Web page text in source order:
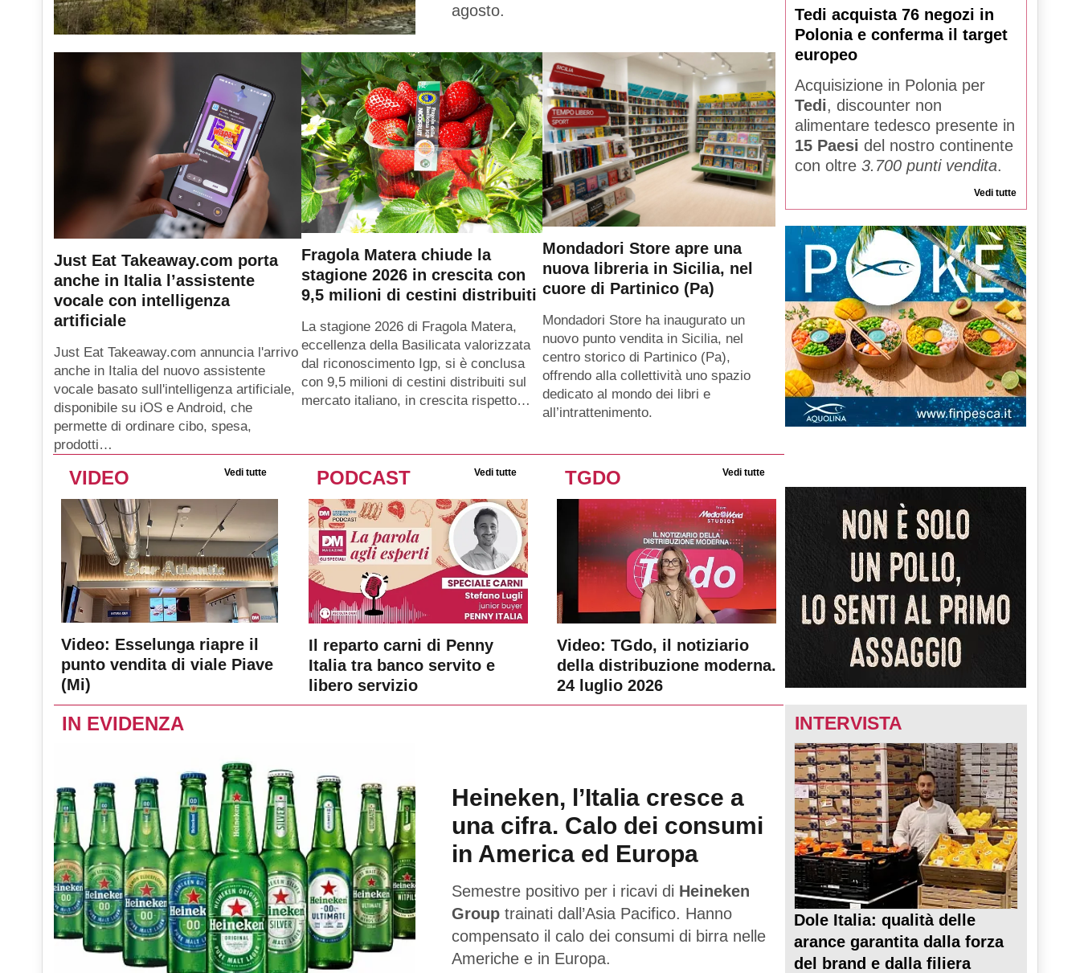
agosto.
Just Eat Takeaway.com porta
anche in Italia l’assistente
vocale con intelligenza
artificiale
Just Eat Takeaway.com annuncia l'arrivo
anche in Italia del nuovo assistente
vocale basato sull'intelligenza artificiale,
disponibile su iOS e Android, che
permette di ordinare cibo, spesa,
prodotti…
Fragola Matera chiude la
stagione 2026 in crescita con
9,5 milioni di cestini distribuiti
La stagione 2026 di Fragola Matera,
eccellenza della Basilicata valorizzata
dal riconoscimento Igp, si è conclusa
con 9,5 milioni di cestini distribuiti sul
mercato italiano, in crescita rispetto…
Mondadori Store apre una
nuova libreria in Sicilia, nel
cuore di Partinico (Pa)
Mondadori Store ha inaugurato un
nuovo punto vendita in Sicilia, nel
centro storico di Partinico (Pa),
offrendo alla collettività uno spazio
dedicato al mondo dei libri e
all’intrattenimento.
Tedi acquista 76 negozi in
Polonia e conferma il target
europeo
Acquisizione in Polonia per
Tedi, discounter non
alimentare tedesco presente in
15 Paesi del nostro continente
con oltre 3.700 punti vendita.
Vedi tutte
VIDEO Vedi tutte
Video: Esselunga riapre il
punto vendita di viale Piave
(Mi)
PODCAST Vedi tutte
Il reparto carni di Penny
Italia tra banco servito e
libero servizio
TGDO Vedi tutte
Video: TGdo, il notiziario
della distribuzione moderna.
24 luglio 2026
IN EVIDENZA
Heineken, l’Italia cresce a
una cifra. Calo dei consumi
in America ed Europa
Semestre positivo per i ricavi di Heineken
Group trainati dall’Asia Pacifico. Hanno
compensato il calo dei consumi di birra nelle
Americhe e in Europa.
INTERVISTA
Dole Italia: qualità delle
arance garantita dalla forza
del brand e dalla filiera